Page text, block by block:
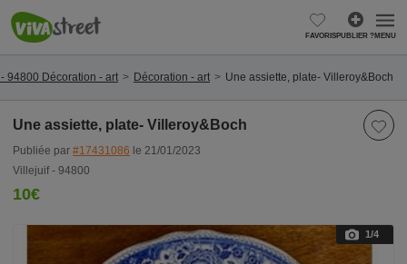
FAVORISPUBLIER ?MENU
94800 Décoration - art Décoration - art Une assiette, plate- Villeroy&Boch
Une assiette, plate- Villeroy&Boch
Publiée par #17431086 le 21/01/2023
Villejuif - 94800
10€
1/4